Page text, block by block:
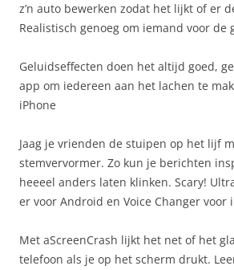
z’n auto bewerken zodat het lijkt of er
Realistisch genoeg om iemand voor de
Geluidseffecten doen het altijd goed,
app om iedereen aan het lachen te
iPhone
Jaag je vrienden de stuipen op het lijf
stemvervormer. Zo kun je berichten
heeeel anders laten klinken. Scary!
er voor Android en Voice Changer voor
Met aScreenCrash lijkt het net of het
telefoon als je op het scherm drukt.